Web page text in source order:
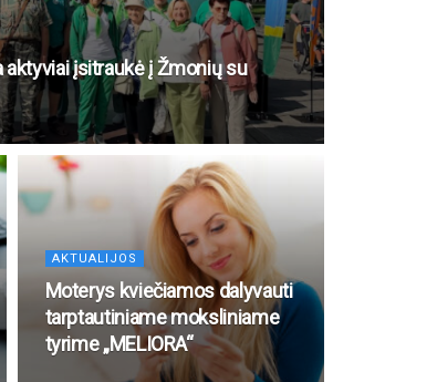
įsitraukė į Žmonių su
AKTUALIJOS
Moterys kviečiamos dalyvauti
tarptautiniame moksliniame
tyrime „MELIORA“